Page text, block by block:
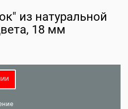
из натуральной
18 мм